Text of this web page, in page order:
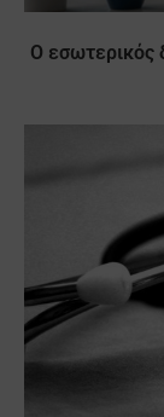
Ο εσωτερικός